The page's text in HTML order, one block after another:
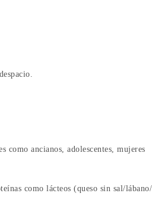
como ancianos, adolescentes, mujeres
como lácteos (queso sin sal/